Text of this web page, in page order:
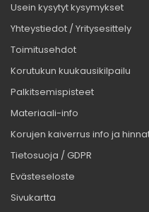
Usein kysytyt kysymykset
Yhteystiedot / Yritysesittely
Toimitusehdot
Korutukun kuukausikilpailu
Palkitsemispisteet
Materiaali-info
Korujen kaiverrus info ja
Tietosuoja / GDPR
Evästeseloste
Sivukartta